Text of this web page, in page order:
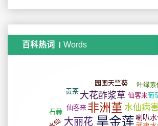
百科热词 Words